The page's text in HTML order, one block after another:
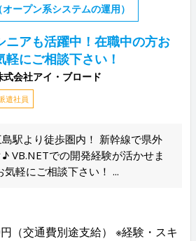
ープン系システムの運用）
ニアも活躍中！在職中の方お
軽にご相談下さい！
式会社アイ・ブロード
遣社員
駅より徒歩圏内！ 新幹線で県外
VB.NETでの開発経験が活かせま
軽にご相談下さい！ ...
（交通費別途支給） ※経験・スキ